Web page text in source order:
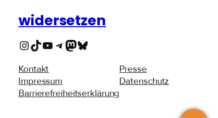
widersetzen
Instagram TikTok YouTube Telegram Mastodon Bluesky
Kontakt
Impressum
Barrierefreiheitserklärung
Presse
Datenschutz